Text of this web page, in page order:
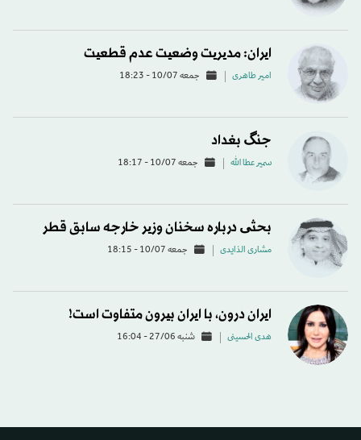
ایران: مدیریت وضعیت عدم قطعیت
امیر طاهری جمعه 10/07 - 18:23
جنگ بغداد
سمير عطا الله جمعه 10/07 - 18:17
بحثی درباره سخنان وزیر خارجه سابق قطر
مشاری الذایدی جمعه 10/07 - 18:15
ایران درون، با ایران بیرون متفاوت است!
هدی الحسینی شنبه 27/06 - 16:04